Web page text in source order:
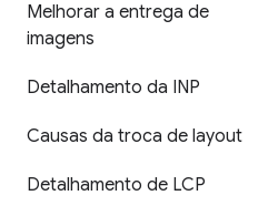
Melhorar a entrega de
imagens
Detalhamento da INP
Causas da troca de layout
Detalhamento de LCP